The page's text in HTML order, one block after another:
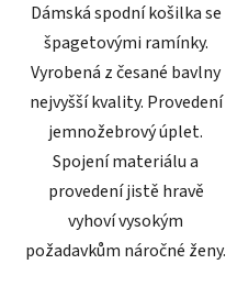
Dámská spodní košilka se
špagetovými ramínky.
Vyrobená z česané bavlny
nejvyšší kvality. Provedení
jemnožebrový úplet.
Spojení materiálu a
provedení jistě hravě
vyhoví vysokým
požadavkům náročné ženy.